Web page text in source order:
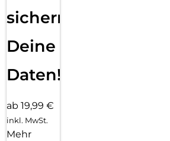
sichern
Deine
Daten!
ab 19,99 €
inkl. MwSt.
Mehr